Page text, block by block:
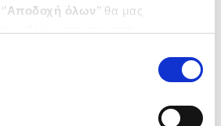
Αποδοχή όλων’’ θα μας
από τα παρακάτω με την
΄΄και να ενημερωθείτε σχετικά με